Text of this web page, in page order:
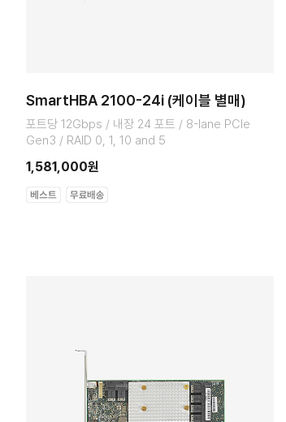
SmartHBA 2100-24i (케이블 별매)
포트당 12Gbps / 내장 24 포트 / 8-lane PCIe
Gen3 / RAID 0, 1, 10 and 5
1,581,000원